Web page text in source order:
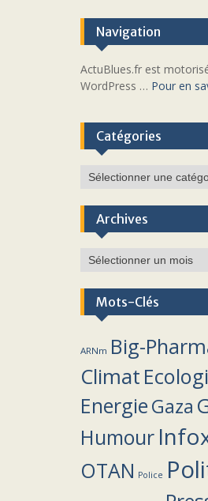
Navigation
ActuBlues.fr est
WordPress … Pour en
Catégories
Catégories
Archives
Archives
Mots-Clés
ARNm Big-
Climat
EnergieGaza
Humour
OTAN Police